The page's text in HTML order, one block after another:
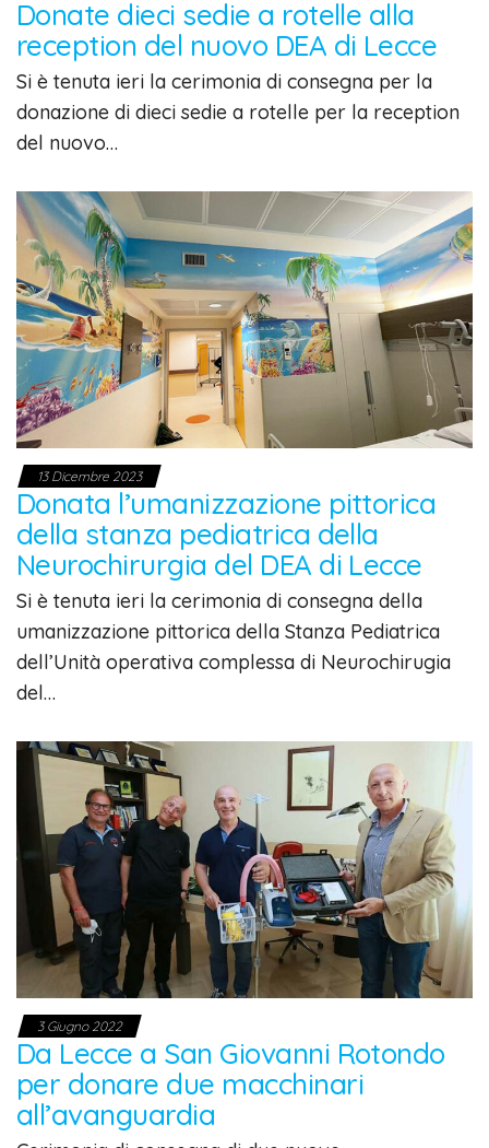
Donate dieci sedie a rotelle alla
reception del nuovo DEA di Lecce
Si è tenuta ieri la cerimonia di consegna per la
donazione di dieci sedie a rotelle per la reception
del nuovo…
13 Dicembre 2023
Donata l’umanizzazione pittorica
della stanza pediatrica della
Neurochirurgia del DEA di Lecce
Si è tenuta ieri la cerimonia di consegna della
umanizzazione pittorica della Stanza Pediatrica
dell’Unità operativa complessa di Neurochirugia
del…
3 Giugno 2022
Da Lecce a San Giovanni Rotondo
per donare due macchinari
all’avanguardia